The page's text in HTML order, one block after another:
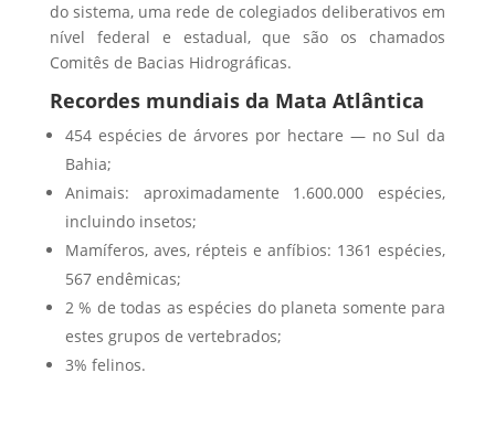
do sistema, uma rede de colegiados deliberativos em
nível federal e estadual, que são os chamados
Comitês de Bacias Hidrográficas.
Recordes mundiais da Mata Atlântica
454 espécies de árvores por hectare — no Sul da
Bahia;
Animais: aproximadamente 1.600.000 espécies,
incluindo insetos;
Mamíferos, aves, répteis e anfíbios: 1361 espécies,
567 endêmicas;
2 % de todas as espécies do planeta somente para
estes grupos de vertebrados;
3% felinos.